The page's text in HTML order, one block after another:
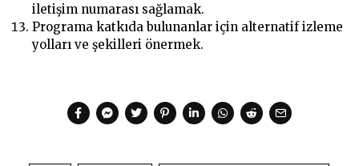
iletişim numarası sağlamak.
Programa katkıda bulunanlar için alternatif izleme
yolları ve şekilleri önermek.